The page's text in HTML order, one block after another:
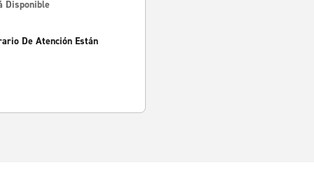
Disponible
De Atención Están